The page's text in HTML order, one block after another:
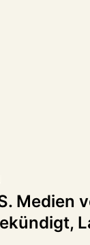
Medien